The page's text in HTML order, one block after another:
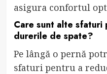
asigura confortul
Care sunt alte sfaturi
durerile de spate?
Pe lângă o pernă
sfaturi pentru a